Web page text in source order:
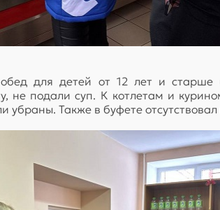
для детей от 12 лет и старше
не подали суп. К котлетам и
Также в буфете